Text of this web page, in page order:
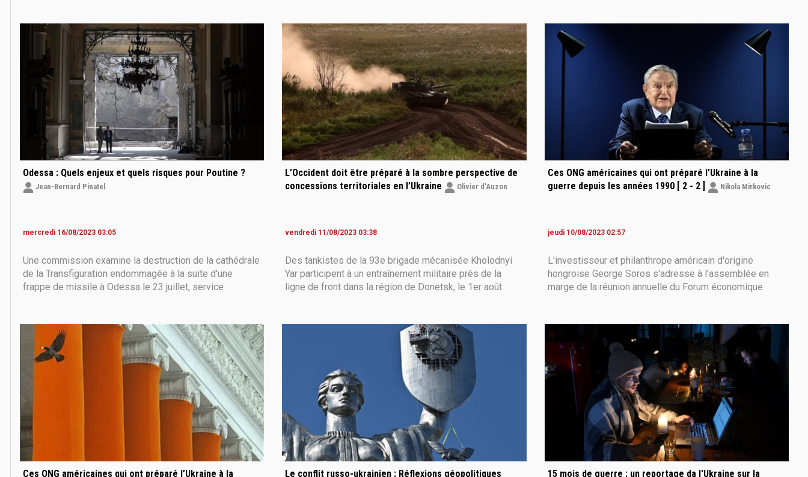
malgré les menaces de la Russie
Danemark et aux Pays-Bas qu'ils
juillet dernier, Dimitri Medvedev,
Odessa : Quels enjeux et quels risques pour Poutine ?
Jean-Bernard Pinatel
mercredi 16/08/2023 03:05
Une commission examine la destruction de la cathédrale
de la Transfiguration endommagée à la suite d'une
frappe de missile à Odessa le 23 juillet, service
personnes, dont quatre enfants, avaient
L’Occident doit être préparé à la sombre perspective de
concessions territoriales en l’Ukraine
Olivier d’Auzon
vendredi 11/08/2023 03:38
Des tankistes de la 93e brigade mécanisée Kholodnyi
Yar participent à un entraînement militaire près de la
ligne de front dans la région de Donetsk, le 1er août
de cabinet de Volodymyr
Ces ONG américaines qui ont préparé l’Ukraine à la
guerre depuis les années 1990 [ 2 - 2 ]
Nikola Mirkovic
jeudi 10/08/2023 02:57
L'investisseur et philanthrope américain d'origine
hongroise George Soros s'adresse à l'assemblée en
marge de la réunion annuelle du Forum économique
mondial (WEF) à Davos le 24 mai 2022. Photo : Fabrice
Soros La révolution de l’Euromaïdan
Ces ONG américaines qui ont préparé l’Ukraine à la Le conflit russo-ukrainien : Réflexions géopolitiques 15 mois de guerre : un reportage da l'Ukraine sur la